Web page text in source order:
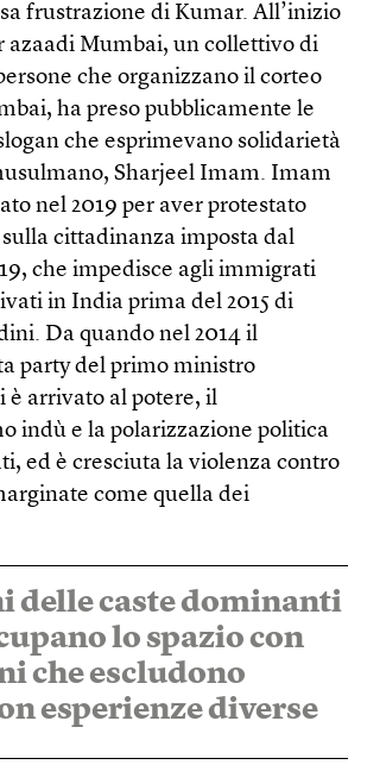
frustrazione di Kumar. All’inizio
azaadi Mumbai, un collettivo di
che organizzano il corteo
ha preso pubblicamente le
che esprimevano solidarietà
Sharjeel Imam. Imam
nel 2019 per aver protestato
cittadinanza imposta dal
che impedisce agli immigrati
in India prima del 2015 di
Da quando nel 2014 il
party del primo ministro
è arrivato al potere, il
indù e la polarizzazione politica
ed è cresciuta la violenza contro
come quella dei
delle caste dominanti
lo spazio con
che escludono
esperienze diverse